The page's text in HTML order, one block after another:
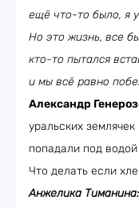
ещё что-то было, я
Но это жизнь, все
кто-то пытался
и мы всё равно
Александр
уральских
попадали под
Что делать если
Анжелика Тиманина: